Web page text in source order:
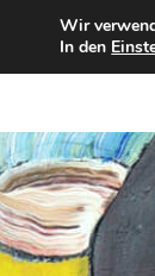
Wir
In den